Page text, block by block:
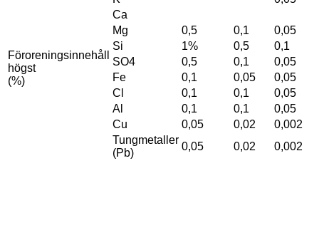
Föroreningsinnehåll
högst
(%)
Ca
Mg
0,5 0,1
0,05
Si
1% 0,5
0,1
SO4
0,5 0,1
0,05
Fe
0,1 0,05
0,05
Cl
0,1 0,1
0,05
Al
0,1 0,1
0,05
Cu
0,05 0,02
0,002
Tungmetaller
(Pb)
0,05 0,02 0,002